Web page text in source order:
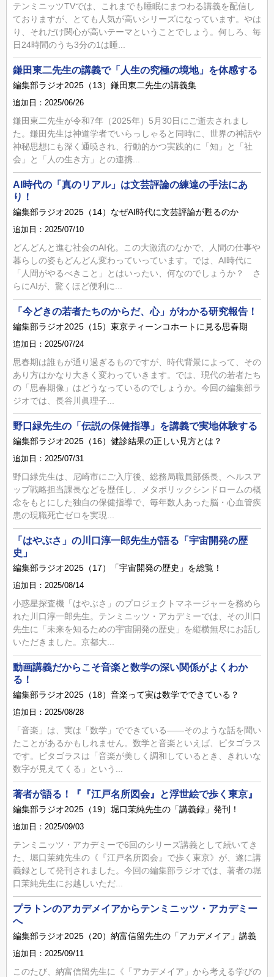
テンミニッツTVでは、これまでも睡眠にまつわる講義を配信し
ておりますが、とても人気が高いシリーズになっています。やは
り、それだけ関心が高いテーマということでしょう。何しろ、毎
日24時間のうち3分の1は睡...
鎌田東二先生の講義で「人生の究極の境地」を体感する
編集部ラジオ2025（13）鎌田東二先生の講義集
追加日：2025/06/26
鎌田東二先生が令和7年（2025年）5月30日にご逝去されまし
た。鎌田先生は神道学者でいらっしゃると同時に、世界の神話や
神秘思想にも深く通暁され、行動的かつ実践的に「知」と「社
会」と「人の生き方」との連携...
AI時代の「真のリアル」は文芸評論の練達の手法にあ
り！
編集部ラジオ2025（14）なぜAI時代に文芸評論が甦るのか
追加日：2025/07/10
どんどんと進む社会のAI化。この大激流のなかで、人間の仕事や
暮らしの姿もどんどん変わっていっています。では、AI時代に
「人間がやるべきこと」とはいったい、何なのでしょうか？ さ
らにAIが、驚くほど便利に...
「今どきの若者たちのからだ、心」がわかる研究報告！
編集部ラジオ2025（15）東京ティーンコホートに見る思春期
追加日：2025/07/24
思春期は誰もが通り過ぎるものですが、時代背景によって、その
あり方はかなり大きく変わっていきます。では、現代の若者たち
の「思春期像」はどうなっているのでしょうか。今回の編集部ラ
ジオでは、長谷川眞理子...
野口緑先生の「伝説の保健指導」を講義で実地体験する
編集部ラジオ2025（16）健診結果の正しい見方とは？
追加日：2025/07/31
野口緑先生は、尼崎市にご入庁後、総務局職員部係長、ヘルスア
ップ戦略担当課長などを歴任し、メタボリックシンドロームの概
念をもとにした独自の保健指導で、毎年数人あった脳・心血管疾
患の現職死亡ゼロを実現...
「はやぶさ」の川口淳一郎先生が語る「宇宙開発の歴
史」
編集部ラジオ2025（17）「宇宙開発の歴史」を総覧！
追加日：2025/08/14
小惑星探査機「はやぶさ」のプロジェクトマネージャーを務めら
れた川口淳一郎先生。テンミニッツ・アカデミーでは、その川口
先生に「未来を知るための宇宙開発の歴史」を縦横無尽にお話し
いただきました。京都大...
動画講義だからこそ音楽と数学の深い関係がよくわか
る！
編集部ラジオ2025（18）音楽って実は数学でできている？
追加日：2025/08/28
「音楽」は、実は「数学」でできている――そのような話を聞い
たことがあるかもしれません。数学と音楽といえば、ピタゴラス
です。ピタゴラスは「音楽が美しく調和しているとき、きれいな
数字が見えてくる」という...
著者が語る！『『江戸名所図会』と浮世絵で歩く東京』
編集部ラジオ2025（19）堀口茉純先生の「講義録」発刊！
追加日：2025/09/03
テンミニッツ・アカデミーで6回のシリーズ講義として続いてき
た、堀口茉純先生の《『江戸名所図会』で歩く東京》が、遂に講
義録として発刊されました。今回の編集部ラジオでは、著者の堀
口茉純先生にお越しいただ...
プラトンのアカデメイアからテンミニッツ・アカデミー
へ
編集部ラジオ2025（20）納富信留先生の「アカデメイア」講義
追加日：2025/09/11
このたび、納富信留先生に《「アカデメイア」から考える学びの